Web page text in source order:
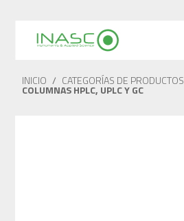
INICIO / CATEGORÍAS DE PRODUCTOS
COLUMNAS HPLC, UPLC Y GC